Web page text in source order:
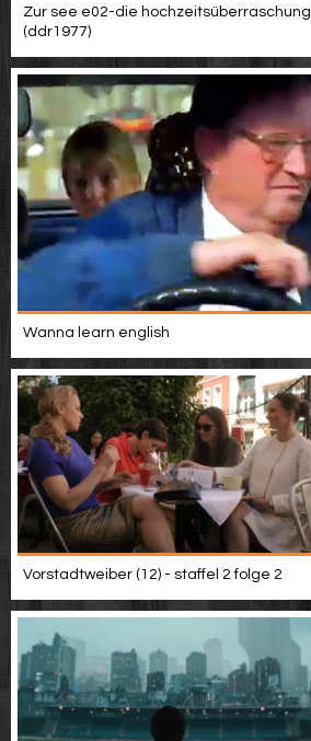
Zur see e02-die hochzeitsüberraschung
(ddr1977)
Wanna learn english
Vorstadtweiber (12) - staffel 2 folge 2